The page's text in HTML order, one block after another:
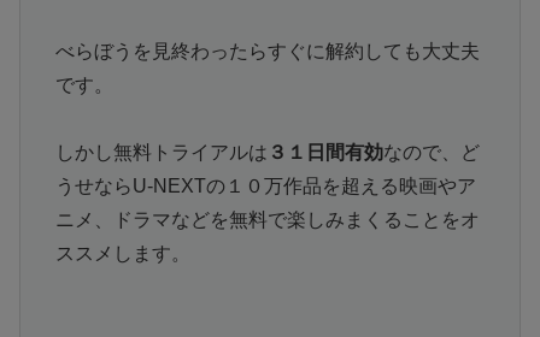
べらぼうを見終わったらすぐに解約しても大丈夫
です。
しかし無料トライアルは ３１日間有効なので、ど
うせならU-NEXTの１０万作品を超える映画やア
ニメ、ドラマなどを無料で楽しみまくることをオ
ススメします。